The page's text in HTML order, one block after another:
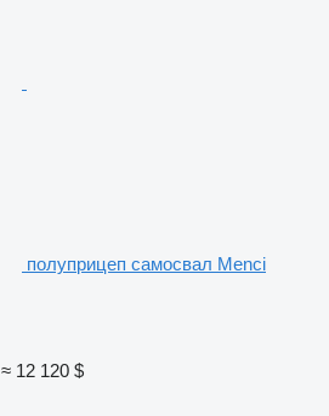
полуприцеп самосвал Menci
≈ 12 120 $